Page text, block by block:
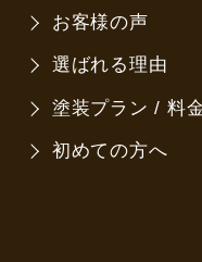
お客様の声
選ばれる理由
塗装プラン / 料
初めての方へ